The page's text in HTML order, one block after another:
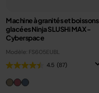
Machine à granités et boissons
glacées Ninja SLUSHi MAX -
Cyberspace
Modèle: FS605EUBL
4.5 (87)